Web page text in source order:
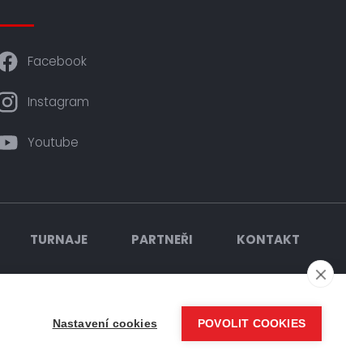
Facebook
Instagram
Youtube
TURNAJE PARTNEŘI KONTAKT
Nastavení cookies POVOLIT COOKIES